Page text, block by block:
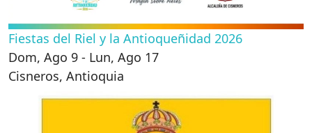
Fiestas del Riel y la Antioqueñidad 2026
Dom, Ago 9 - Lun, Ago 17
Cisneros, Antioquia